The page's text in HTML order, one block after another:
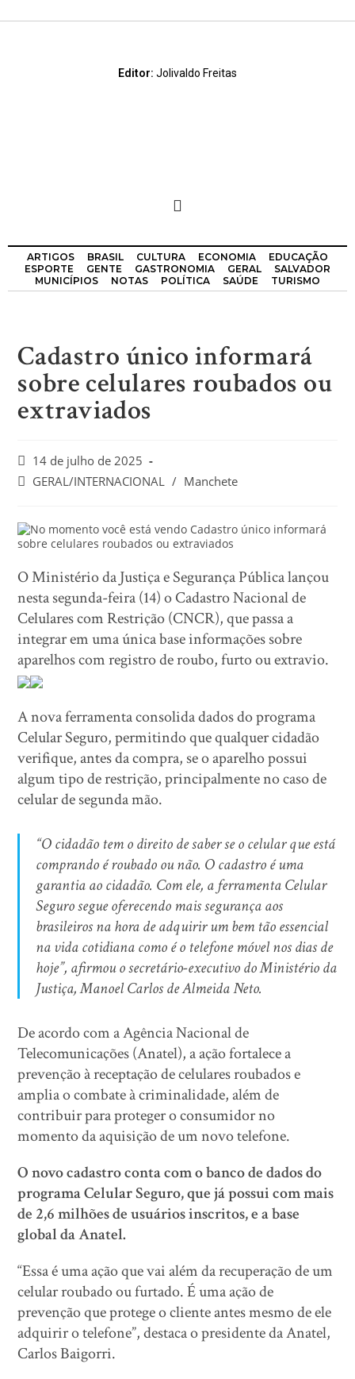
Editor: Jolivaldo Freitas
ARTIGOS BRASIL CULTURA ECONOMIA
EDUCAÇÃO
ESPORTE
GENTE GASTRONOMIA GERAL
SALVADOR
MUNICÍPIOS
NOTAS POLÍTICA SAÚDE TURISMO
Cadastro único informará
sobre celulares roubados ou
extraviados
14 de julho de 2025
GERAL/INTERNACIONAL / Manchete
O Ministério da Justiça e Segurança Pública lançou
nesta segunda-feira (14) o Cadastro Nacional de
Celulares com Restrição (CNCR), que passa a
integrar em uma única base informações sobre
aparelhos com registro de roubo, furto ou extravio.
A nova ferramenta consolida dados do programa
Celular Seguro, permitindo que qualquer cidadão
verifique, antes da compra, se o aparelho possui
algum tipo de restrição, principalmente no caso de
celular de segunda mão.
“O cidadão tem o direito de saber se o celular que está
comprando é roubado ou não. O cadastro é uma
garantia ao cidadão. Com ele, a ferramenta Celular
Seguro segue oferecendo mais segurança aos
brasileiros na hora de adquirir um bem tão essencial
na vida cotidiana como é o telefone móvel nos dias de
hoje”, afirmou o secretário-executivo do Ministério da
Justiça, Manoel Carlos de Almeida Neto.
De acordo com a Agência Nacional de
Telecomunicações (Anatel), a ação fortalece a
prevenção à receptação de celulares roubados e
amplia o combate à criminalidade, além de
contribuir para proteger o consumidor no
momento da aquisição de um novo telefone.
O novo cadastro conta com o banco de dados do
programa Celular Seguro, que já possui com mais
de 2,6 milhões de usuários inscritos, e a base
global da Anatel.
“Essa é uma ação que vai além da recuperação de um
celular roubado ou furtado. É uma ação de
prevenção que protege o cliente antes mesmo de ele
adquirir o telefone”, destaca o presidente da Anatel,
Carlos Baigorri.